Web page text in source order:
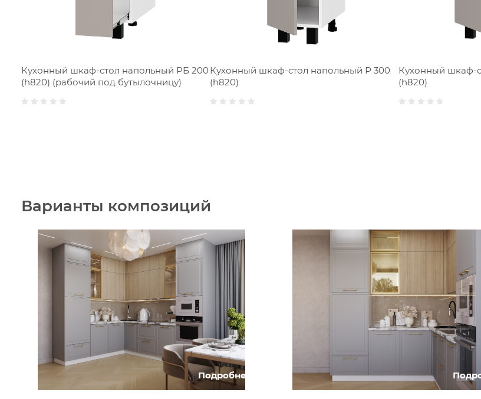
Кухонный шкаф-стол напольный РБ 200
(h820) (рабочий под бутылочницу)
Кухонный шкаф-стол напольный Р 300
(h820)
Кухонный шкаф-
(h820)
Варианты композиций
Подробнее